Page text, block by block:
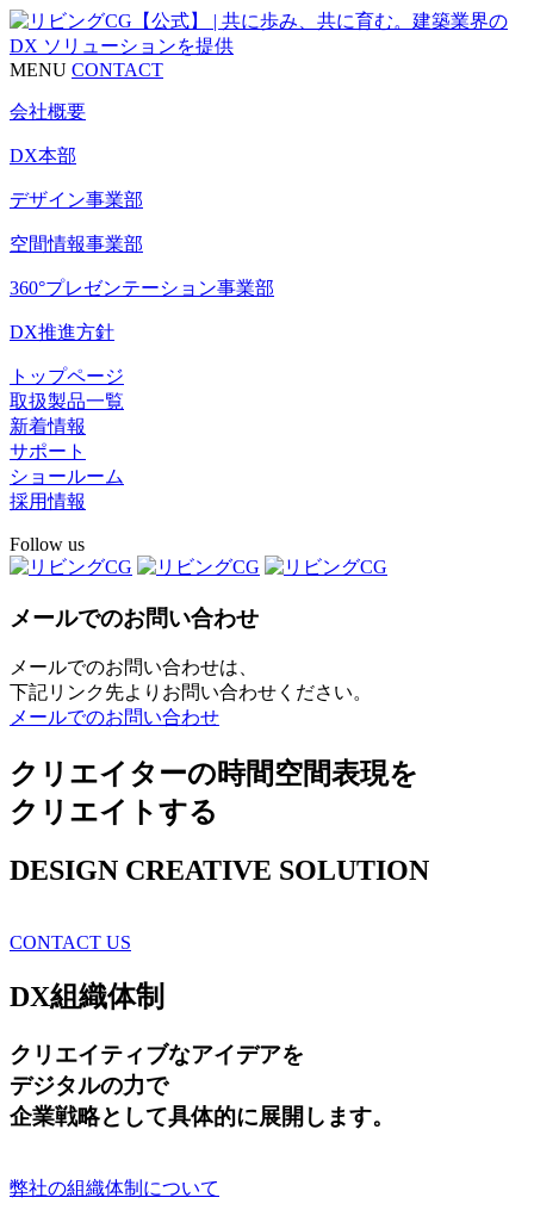
MENU CONTACT
会社概要
DX本部
デザイン事業部
空間情報事業部
360°プレゼンテーション事業部
DX推進方針
トップページ
取扱製品一覧
新着情報
サポート
ショールーム
採用情報
Follow us
メールでのお問い合わせ
メールでのお問い合わせは、
下記リンク先よりお問い合わせください。
メールでのお問い合わせ
クリエイターの時間空間表現を
クリエイトする
DESIGN CREATIVE SOLUTION
CONTACT US
DX組織体制
クリエイティブなアイデアを
デジタルの力で
企業戦略として具体的に展開します。
弊社の組織体制について